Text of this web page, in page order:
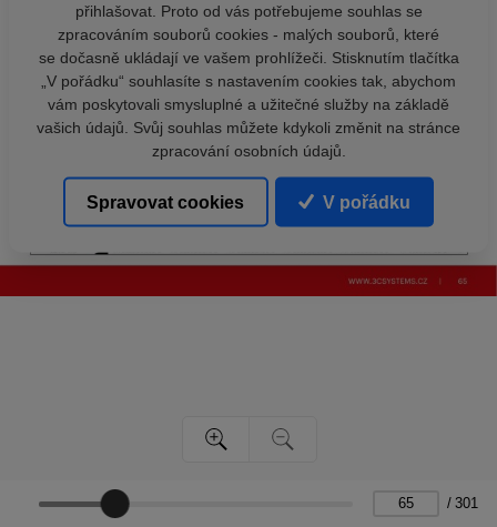
/ 301
přihlašovat. Proto od vás potřebujeme souhlas se
zpracováním souborů cookies - malých souborů, které
se dočasně ukládají ve vašem prohlížeči. Stisknutím tlačítka
„V pořádku“ souhlasíte s nastavením cookies tak, abychom
vám poskytovali smysluplné a užitečné služby na základě
vašich údajů. Svůj souhlas můžete kdykoli změnit na stránce
zpracování osobních údajů.
Spravovat cookies V pořádku